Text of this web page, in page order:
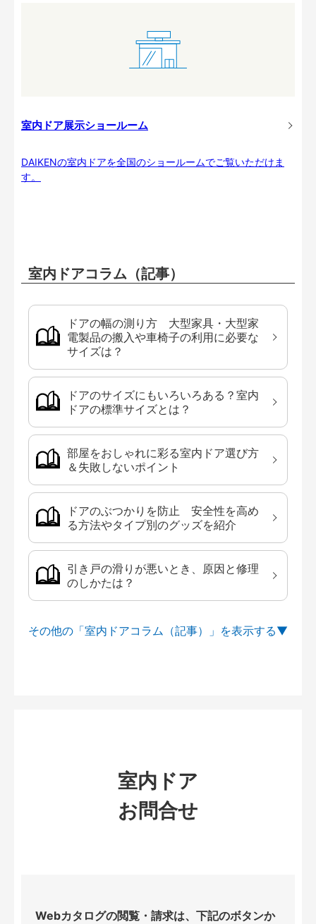
室内ドア展示ショールーム
DAIKENの室内ドアを全国のショールームでご覧いただけま
す。
室内ドアコラム（記事）
ドアの幅の測り方 大型家具・大型家
電製品の搬入や車椅子の利用に必要な
サイズは？
ドアのサイズにもいろいろある？室内
ドアの標準サイズとは？
部屋をおしゃれに彩る室内ドア選び方
＆失敗しないポイント
ドアのぶつかりを防止 安全性を高め
る方法やタイプ別のグッズを紹介
引き戸の滑りが悪いとき、原因と修理
のしかたは？
その他の「室内ドアコラム（記事）」を
室内ドア
お問合せ
Webカタログの閲覧・請求は、下記のボタンか